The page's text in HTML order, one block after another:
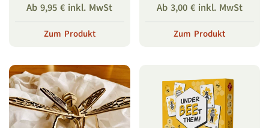
Ab9,95€ inkl. MwSt
Zum Produkt
Ab 3,00 €inkl. MwSt
Zum Produkt